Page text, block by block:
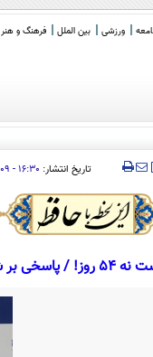
ورزشی بین الملل فرهنگ و هنر
تاریخ انتشار: ۱۶:۳۰ - ۰۹-۰۳-۱۴۰۵